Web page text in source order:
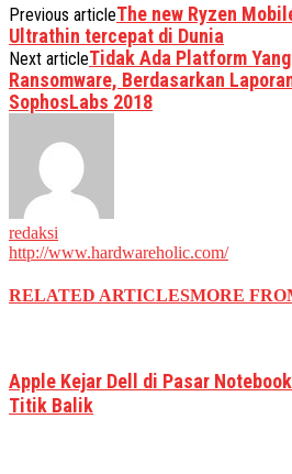
Previous articleThe new Ryzen
Ultrathin tercepat di Dunia
Next articleTidak Ada Platform
Ransomware, Berdasarkan
SophosLabs 2018
redaksi
http://www.hardwareholic.com/
RELATED ARTICLESMORE
Apple Kejar Dell di Pasar
Titik Balik